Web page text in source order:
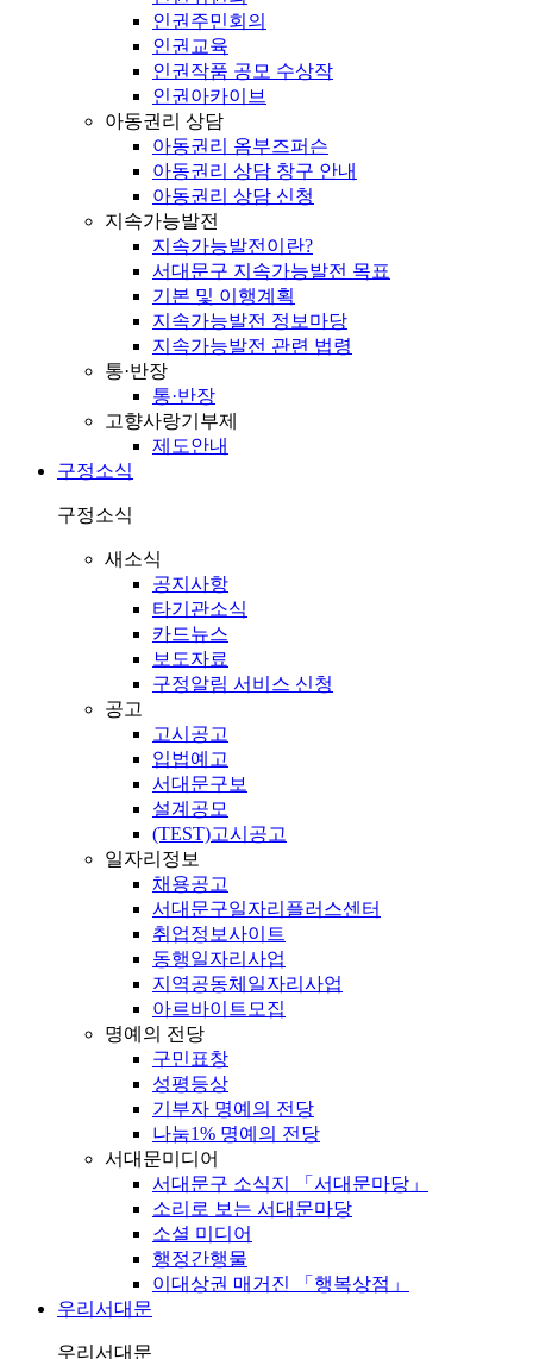
인권주민회의
인권교육
인권작품 공모 수상작
인권아카이브
아동권리 상담
아동권리 옴부즈퍼슨
아동권리 상담 창구 안내
아동권리 상담 신청
지속가능발전
지속가능발전이란?
서대문구 지속가능발전 목표
기본 및 이행계획
지속가능발전 정보마당
지속가능발전 관련 법령
통·반장
통·반장
고향사랑기부제
제도안내
구정소식
구정소식
새소식
공지사항
타기관소식
카드뉴스
보도자료
구정알림 서비스 신청
공고
고시공고
입법예고
서대문구보
설계공모
(TEST)고시공고
일자리정보
채용공고
서대문구일자리플러스센터
취업정보사이트
동행일자리사업
지역공동체일자리사업
아르바이트모집
명예의 전당
구민표창
성평등상
기부자 명예의 전당
나눔1% 명예의 전당
서대문미디어
서대문구 소식지 「서대문마당」
소리로 보는 서대문마당
소셜 미디어
행정간행물
이대상권 매거진 「행복상점」
우리서대문
우리서대문